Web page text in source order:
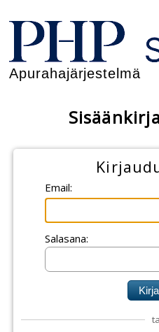
Apurahajärjestelmä
Email:
Salasana: